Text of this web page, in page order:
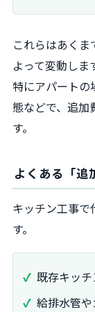
これらはあく
よって変動しま
特にアパート
態などで、追加
す。
よくある「追
キッチン工事で
す。
既存キッ
給排水管